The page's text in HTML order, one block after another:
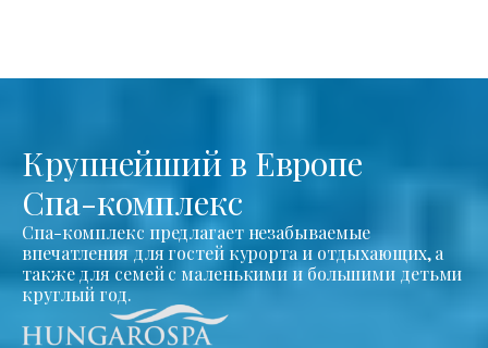
Крупнейший в Европе
Спа-комплекс
Спа-комплекс предлагает незабываемые
впечатления для гостей курорта и отдыхающих, а
также для семей с маленькими и большими детьми
круглый год.